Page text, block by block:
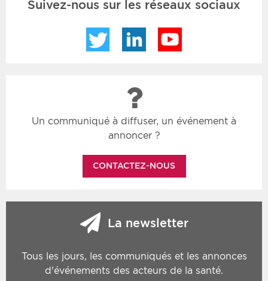
Suivez-nous sur les réseaux sociaux
Twitter LinkedIn
Un communiqué à diffuser, un événement à
annoncer ?
CONTACTEZ-NOUS
La newsletter
Tous les jours, les communiqués et les annonces
d'événements des acteurs de la santé.